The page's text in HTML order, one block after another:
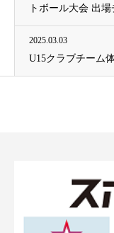
トボール大会 出場
2025.03.03
U15クラブチーム